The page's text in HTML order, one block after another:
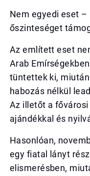
Nem egyedi eset –
őszinteséget
Az említett eset
Arab
tüntettek ki,
habozás nélkül
Az illetőt a
ajándékkal és
Hasonlóan,
egy fiatal lányt
elismerésben,